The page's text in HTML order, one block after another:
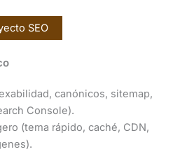
SEO
canónicos, sitemap,
Console).
(tema rápido, caché, CDN,